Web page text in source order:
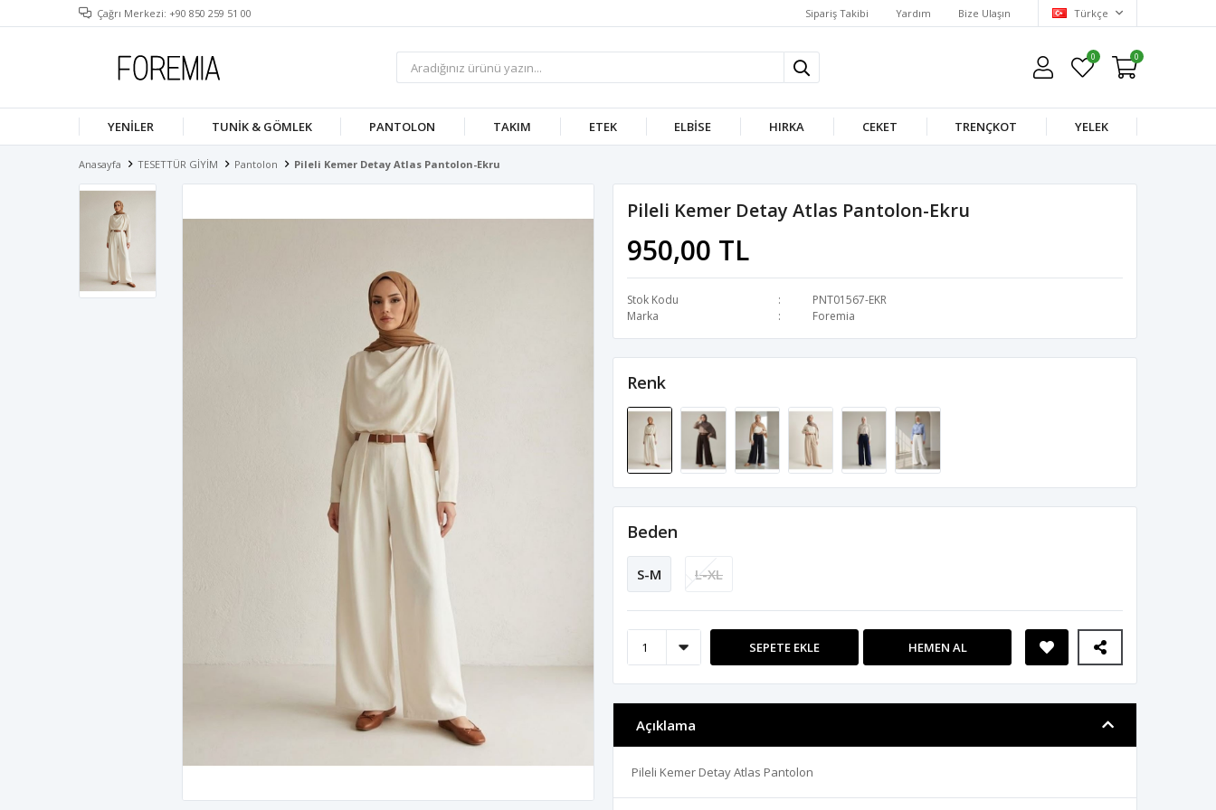
Çağrı Merkezi: +90 850 259 51 00 Sipariş Takibi Yardım Bize Ulaşın Türkçe
0 0
YENILER TUNIK & GÖMLEK PANTOLON TAKIM ETEK ELBISE HIRKA CEKET TRENÇKOT YELEK
Anasayfa TESETTÜR GİYİM Pantolon Pileli Kemer Detay Atlas Pantolon-Ekru
Pileli Kemer Detay Atlas Pantolon-Ekru
950,00 TL
Stok Kodu
PNT01567-EKR
Marka
Foremia
Renk
Beden
S-M L-XL
SEPETE EKLE HEMEN AL
Açıklama
Pileli Kemer Detay Atlas Pantolon